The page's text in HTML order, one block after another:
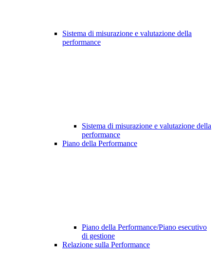
Sistema di misurazione e valutazione della
performance
Sistema di misurazione e valutazione della
performance
Piano della Performance
Piano della Performance/Piano esecutivo
di gestione
Relazione sulla Performance